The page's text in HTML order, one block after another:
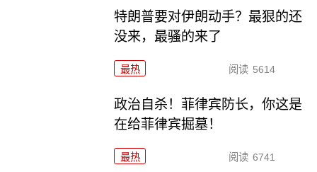
特朗普要对伊朗动手？最狠的还
没来，最骚的来了
最热 阅读 5614
政治自杀！菲律宾防长，你这是
在给菲律宾掘墓！
最热 阅读 6741